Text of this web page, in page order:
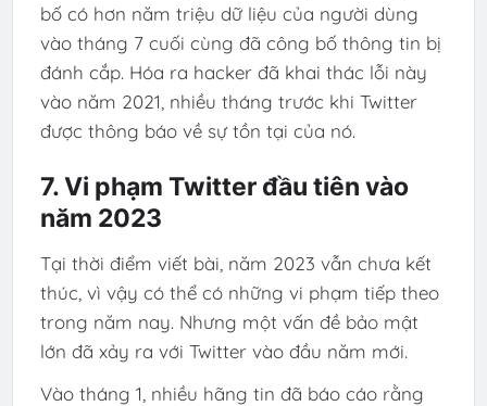
bố có hơn năm triệu dữ liệu của người dùng
vào tháng 7 cuối cùng đã công bố thông tin bị
đánh cắp. Hóa ra hacker đã khai thác lỗi này
vào năm 2021, nhiều tháng trước khi Twitter
được thông báo về sự tồn tại của nó.
7. Vi phạm Twitter đầu tiên vào
năm 2023
Tại thời điểm viết bài, năm 2023 vẫn chưa kết
thúc, vì vậy có thể có những vi phạm tiếp theo
trong năm nay. Nhưng một vấn đề bảo mật
lớn đã xảy ra với Twitter vào đầu năm mới.
Vào tháng 1, nhiều hãng tin đã báo cáo rằng